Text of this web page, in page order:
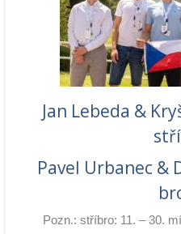
Jan Lebeda &
Pavel Urbanec &
Pozn.: stříbro: 11. – 30.